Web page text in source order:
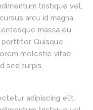
tristique vel,
arcu id magna
massa eu
Quisque
molestie vitae
sed turpis.
adipiscing elit.